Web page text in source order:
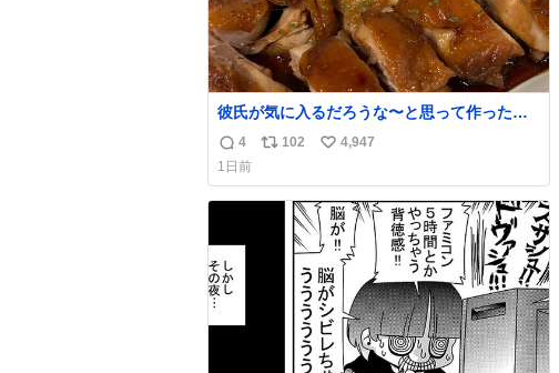
彼氏が気に入るだろうな〜と思って作ったら
想像の何倍も美味しい美味しい言ってくれて
嬉しい
返
信
数
4
リ
ス
102
い
ね
数
4,947
1日前